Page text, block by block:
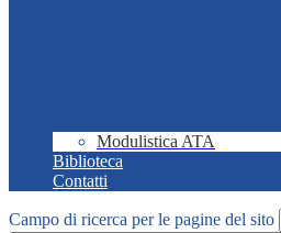
Modulistica ATA
Biblioteca
Contatti
Campo di ricerca per le pagine del sito